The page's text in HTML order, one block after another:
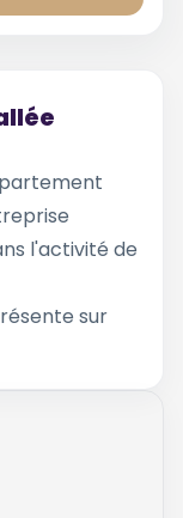
l'activité de
sur